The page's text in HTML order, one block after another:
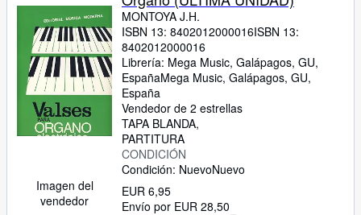
Imagen del
vendedor
MONTOYA J.H.
ISBN 13: 8402012000016ISBN 13:
8402012000016
Librería: Mega Music, Galápagos, GU,
EspañaMega Music, Galápagos, GU,
España
Vendedor de 2 estrellas
TAPA BLANDA
PARTITURA
CONDICIÓN
Condición: NuevoNuevo
EUR 6,95
Envío por EUR 28,50